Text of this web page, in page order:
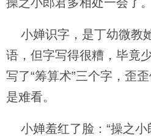
小婵识字，是丁幼微教
语，但字写得很糟，毕竟
写了“筹算术”三个字，歪
是难看。
小婵羞红了脸：“操之小